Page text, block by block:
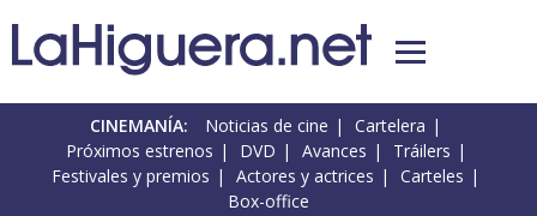
CINEMANÍA: Noticias de cine
Cartelera
Próximos estrenos
DVD Avances
Tráilers
Festivales y premios
Actores y actrices
Carteles
Box-office